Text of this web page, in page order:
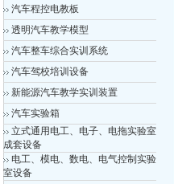
汽车程控电教板
透明汽车教学模型
汽车整车综合实训系统
汽车驾校培训设备
新能源汽车教学实训装置
汽车实验箱
立式通用电工、电子、电拖实验室
成套设备
电工、模电、数电、电气控制实验
室设备